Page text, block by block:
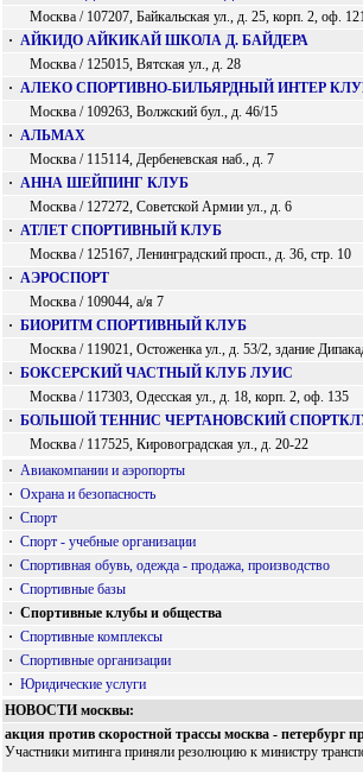
Москва / 107207, Байкальская ул., д. 25, корп. 2, оф.
· АЙКИДО АЙКИКАЙ ШКОЛА Д. БАЙДЕРА
Москва / 125015, Вятская ул., д. 28
· АЛЕКО СПОРТИВНО-БИЛЬЯРДНЫЙ ИНТЕР
Москва / 109263, Волжский бул., д. 46/15
· АЛЬМАХ
Москва / 115114, Дербеневская наб., д. 7
· АННА ШЕЙПИНГ КЛУБ
Москва / 127272, Советской Армии ул., д. 6
· АТЛЕТ СПОРТИВНЫЙ КЛУБ
Москва / 125167, Ленинградский просп., д. 36, стр. 10
· АЭРОСПОРТ
Москва / 109044, а/я 7
· БИОРИТМ СПОРТИВНЫЙ КЛУБ
Москва / 119021, Остоженка ул., д. 53/2, здание
· БОКСЕРСКИЙ ЧАСТНЫЙ КЛУБ ЛУИС
Москва / 117303, Одесская ул., д. 18, корп. 2, оф. 135
· БОЛЬШОЙ ТЕННИС ЧЕРТАНОВСКИЙ
Москва / 117525, Кировоградская ул., д. 20-22
· Авиакомпании и аэропорты
· Охрана и безопасность
· Спорт
· Спорт - учебные организации
· Спортивная обувь, одежда - продажа, производство
· Спортивные базы
· Спортивные клубы и общества
· Спортивные комплексы
· Спортивные организации
· Юридические услуги
НОВОСТИ москвы:
акция против скоростной трассы москва - петербург
Участники митинга приняли резолюцию к министру